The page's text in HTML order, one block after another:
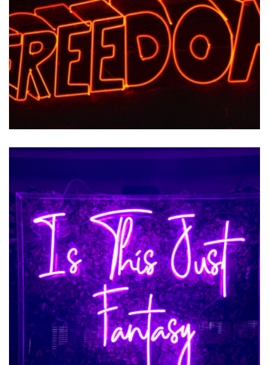
Astronautes
NAT GEO
VISIT
Petits Plaisirs
METROPOLITAN